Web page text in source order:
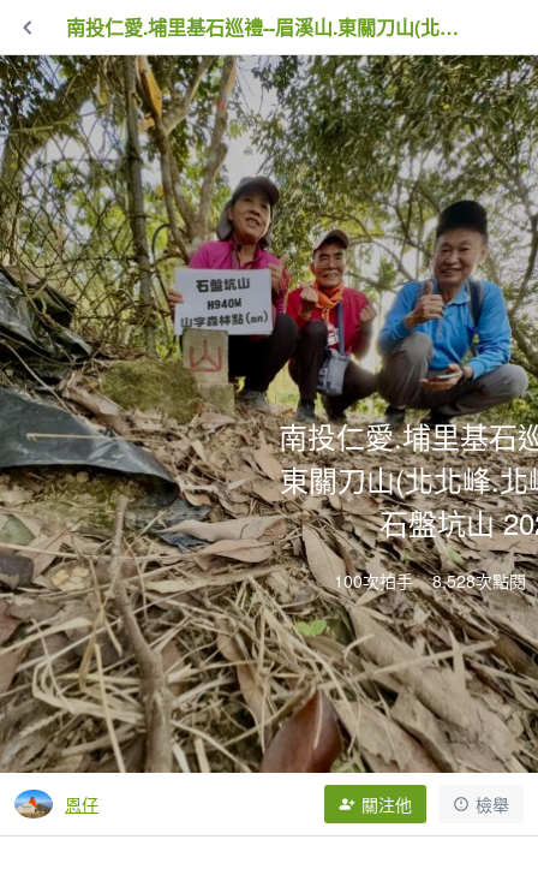
南投仁愛.埔里基石巡禮--眉溪山.東關刀山(北北峰.北峰）.墘溪山.石盤坑山 2024.1
南投仁愛.埔里基石
東關刀山(北北峰.
石盤坑山
100次拍手 8,528次點閱
恩仔 關注他 檢舉